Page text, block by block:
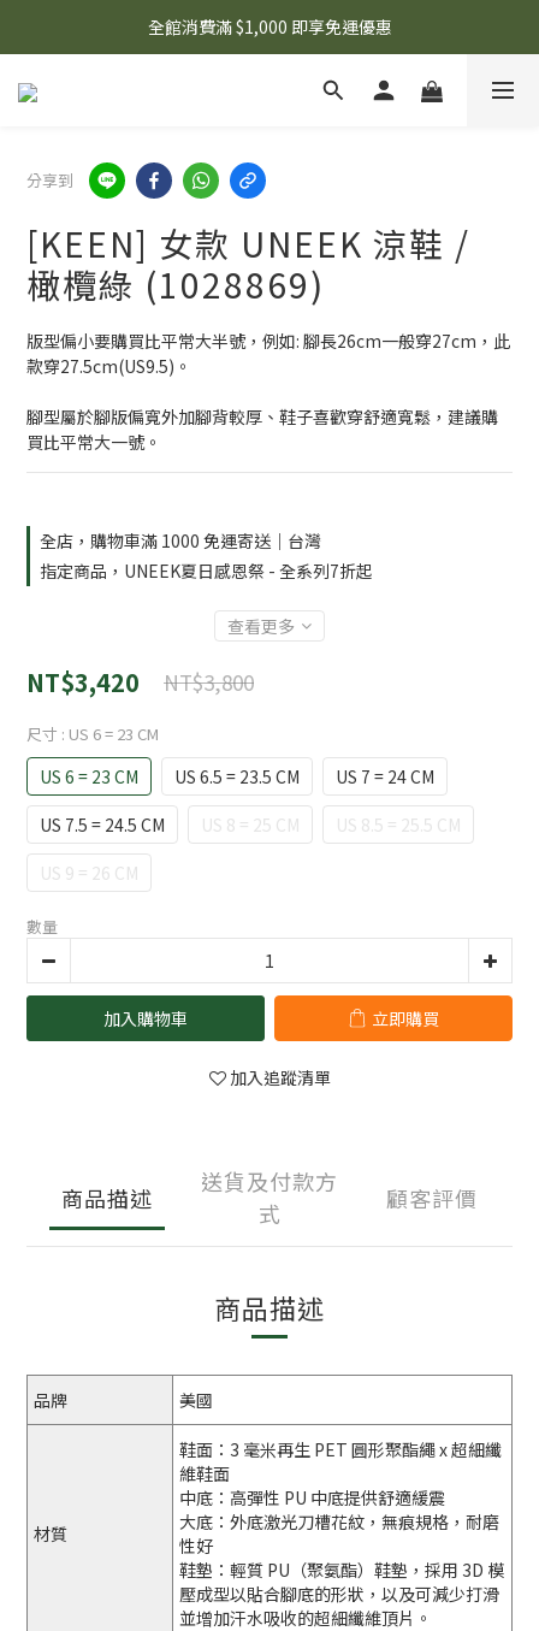
🌟 想知道現在有什麼優惠嗎？ 點擊查看最新優惠！
全館消費滿 $1,000 即享免運優惠
🌟 想知道現在有什麼優惠嗎？ 點擊查看最新優惠！
分享到
[KEEN] 女款 UNEEK 涼鞋 /
橄欖綠 (1028869)
版型偏小要購買比平常大半號，例如: 腳長26cm一般穿27cm，此
款穿27.5cm(US9.5)。
腳型屬於腳版偏寬外加腳背較厚、鞋子喜歡穿舒適寬鬆，建議購
買比平常大一號。
全店，購物車滿 1000 免運寄送｜台灣
指定商品，UNEEK夏日感恩祭 - 全系列7折起
查看更多
NT$3,420 NT$3,800
尺寸 : US 6 = 23 CM
US 6 = 23 CM US 6.5 = 23.5 CM
US 7 = 24 CM
US 7.5 = 24.5 CM
US 8 = 25 CM
US 8.5 = 25.5 CM
US 9 = 26 CM
數量
加入購物車 立即購買
加入追蹤清單
商品描述
送貨及付款方
式
顧客評價
商品描述
品牌 美國
材質
鞋面：3 毫米再生 PET 圓形聚酯繩 x 超細纖
維鞋面
中底：高彈性 PU 中底提供舒適緩震
大底：外底激光刀槽花紋，無痕規格，耐磨
性好
鞋墊：輕質 PU（聚氨酯）鞋墊，採用 3D 模
壓成型以貼合腳底的形狀，以及可減少打滑
並增加汗水吸收的超細纖維頂片。